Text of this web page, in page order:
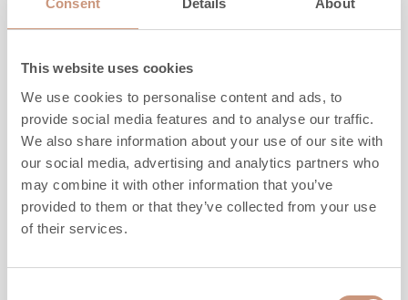
Consent Details About
This website uses cookies
We use cookies to personalise content and ads, to
provide social media features and to analyse our traffic.
We also share information about your use of our site with
our social media, advertising and analytics partners who
may combine it with other information that you’ve
provided to them or that they’ve collected from your use
of their services.
Djup 438mm
Vikt
175kg
MER INFO